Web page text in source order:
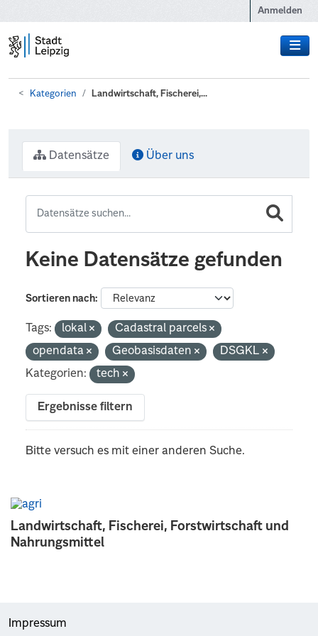
Anmelden
Kategorien Landwirtschaft, Fischerei,...
Landwirtschaft, Fischerei, Forstwirtschaft und
Nahrungsmittel
Datensätze Über uns
Keine Datensätze gefunden
Sortieren nach
Tags: lokal
Cadastral parcels
opendata
Geobasisdaten
DSGKL
Kategorien:
tech
Ergebnisse filtern
Bitte versuch es mit einer anderen Suche.
Impressum